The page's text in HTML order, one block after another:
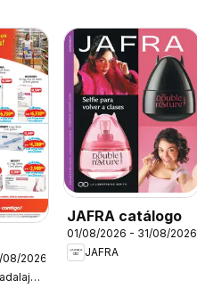
08/2026
Farmacia Guadalajara
JAFRA catálogo
01/08/2026 - 31/08/2026
JAFRA